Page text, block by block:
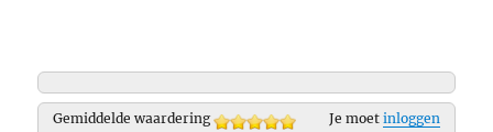
Gemiddelde waardering Je moet inloggen